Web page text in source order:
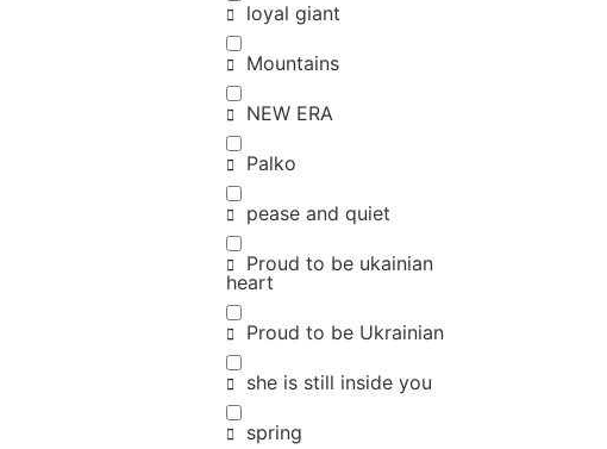
loyal giant
Mountains
NEW ERA
Palko
pease and quiet
Proud to be ukainian
heart
Proud to be Ukrainian
she is still inside you
spring